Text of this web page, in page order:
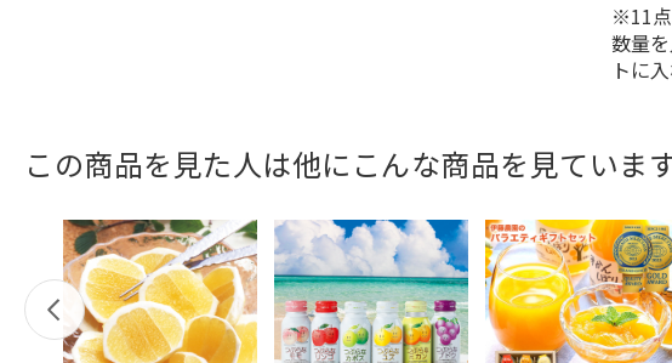
※11
数量
トに
この商品を見た人は他にこんな商品を見ています